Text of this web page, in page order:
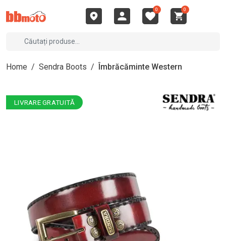
0 0
Home / Sendra Boots / Îmbrăcăminte Western
LIVRARE GRATUITĂ